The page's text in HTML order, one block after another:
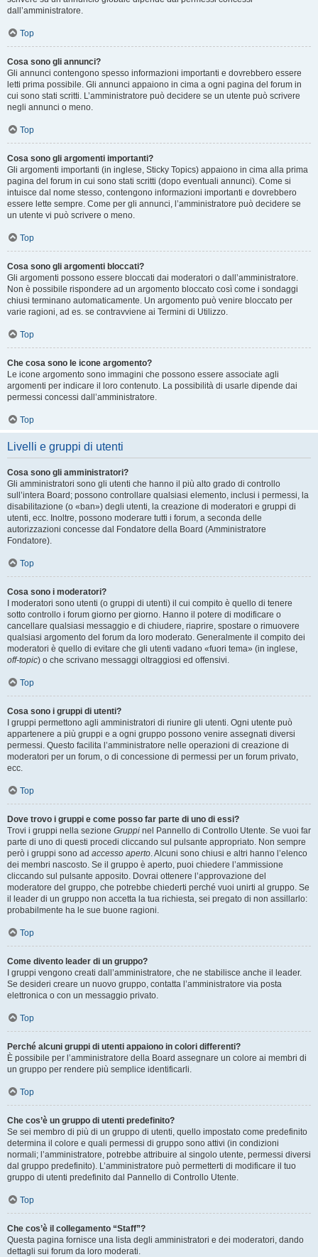
dall’amministratore.
Top
Cosa sono gli annunci?
Gli annunci contengono spesso informazioni importanti e dovrebbero essere
letti prima possibile. Gli annunci appaiono in cima a ogni pagina del forum in
cui sono stati scritti. L’amministratore può decidere se un utente può scrivere
negli annunci o meno.
Top
Cosa sono gli argomenti importanti?
Gli argomenti importanti (in inglese, Sticky Topics) appaiono in cima alla prima
pagina del forum in cui sono stati scritti (dopo eventuali annunci). Come si
intuisce dal nome stesso, contengono informazioni importanti e dovrebbero
essere lette sempre. Come per gli annunci, l’amministratore può decidere se
un utente vi può scrivere o meno.
Top
Cosa sono gli argomenti bloccati?
Gli argomenti possono essere bloccati dai moderatori o dall’amministratore.
Non è possibile rispondere ad un argomento bloccato così come i sondaggi
chiusi terminano automaticamente. Un argomento può venire bloccato per
varie ragioni, ad es. se contravviene ai Termini di Utilizzo.
Top
Che cosa sono le icone argomento?
Le icone argomento sono immagini che possono essere associate agli
argomenti per indicare il loro contenuto. La possibilità di usarle dipende dai
permessi concessi dall’amministratore.
Top
Livelli e gruppi di utenti
Cosa sono gli amministratori?
Gli amministratori sono gli utenti che hanno il più alto grado di controllo
sull’intera Board; possono controllare qualsiasi elemento, inclusi i permessi, la
disabilitazione (o «ban») degli utenti, la creazione di moderatori e gruppi di
utenti, ecc. Inoltre, possono moderare tutti i forum, a seconda delle
autorizzazioni concesse dal Fondatore della Board (Amministratore
Fondatore).
Top
Cosa sono i moderatori?
I moderatori sono utenti (o gruppi di utenti) il cui compito è quello di tenere
sotto controllo i forum giorno per giorno. Hanno il potere di modificare o
cancellare qualsiasi messaggio e di chiudere, riaprire, spostare o rimuovere
qualsiasi argomento del forum da loro moderato. Generalmente il compito dei
moderatori è quello di evitare che gli utenti vadano «fuori tema» (in inglese,
off-topic) o che scrivano messaggi oltraggiosi ed offensivi.
Top
Cosa sono i gruppi di utenti?
I gruppi permettono agli amministratori di riunire gli utenti. Ogni utente può
appartenere a più gruppi e a ogni gruppo possono venire assegnati diversi
permessi. Questo facilita l’amministratore nelle operazioni di creazione di
moderatori per un forum, o di concessione di permessi per un forum privato,
ecc.
Top
Dove trovo i gruppi e come posso far parte di uno di essi?
Trovi i gruppi nella sezione Gruppi nel Pannello di Controllo Utente. Se vuoi far
parte di uno di questi procedi cliccando sul pulsante appropriato. Non sempre
però i gruppi sono ad accesso aperto. Alcuni sono chiusi e altri hanno l’elenco
dei membri nascosto. Se il gruppo è aperto, puoi chiedere l’ammissione
cliccando sul pulsante apposito. Dovrai ottenere l’approvazione del
moderatore del gruppo, che potrebbe chiederti perché vuoi unirti al gruppo. Se
il leader di un gruppo non accetta la tua richiesta, sei pregato di non assillarlo:
probabilmente ha le sue buone ragioni.
Top
Come divento leader di un gruppo?
I gruppi vengono creati dall’amministratore, che ne stabilisce anche il leader.
Se desideri creare un nuovo gruppo, contatta l’amministratore via posta
elettronica o con un messaggio privato.
Top
Perché alcuni gruppi di utenti appaiono in colori differenti?
È possibile per l’amministratore della Board assegnare un colore ai membri di
un gruppo per rendere più semplice identificarli.
Top
Che cos’è un gruppo di utenti predefinito?
Se sei membro di più di un gruppo di utenti, quello impostato come predefinito
determina il colore e quali permessi di gruppo sono attivi (in condizioni
normali; l’amministratore, potrebbe attribuire al singolo utente, permessi diversi
dal gruppo predefinito). L’amministratore può permetterti di modificare il tuo
gruppo di utenti predefinito dal Pannello di Controllo Utente.
Top
Che cos’è il collegamento “Staff”?
Questa pagina fornisce una lista degli amministratori e dei moderatori, dando
dettagli sui forum da loro moderati.